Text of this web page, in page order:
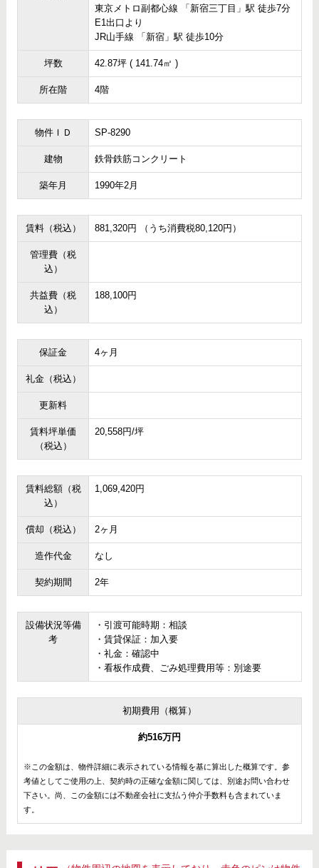
東京メトロ副都心線 「新宿三丁目」駅 徒歩7分
E1出口より
JR山手線 「新宿」駅 徒歩10分
坪数 42.87坪 ( 141.74㎡ )
所在階 4階
物件ＩＤ SP-8290
建物 鉄骨鉄筋コンクリート
築年月 1990年2月
賃料（税込） 881,320円 （うち消費税80,120円）
管理費（税
込）
共益費（税
込）
188,100円
保証金 4ヶ月
礼金（税込）
更新料
賃料坪単価
（税込）
20,558円/坪
賃料総額（税
込）
1,069,420円
償却（税込） 2ヶ月
造作代金 なし
契約期間 2年
設備状況等備
考
・引渡可能時期：相談
・賃貸保証：加入要
・礼金：確認中
・看板作成費、ごみ処理費用等：別途要
初期費用（概算）
約516万円
※この金額は、物件詳細に表示されている情報を基に算出した概算です。参
考値としてご使用の上、契約時の正確な金額に関しては、別途お問い合わせ
下さい。尚、この金額には不動産会社に支払う仲介手数料も含まれていま
す。